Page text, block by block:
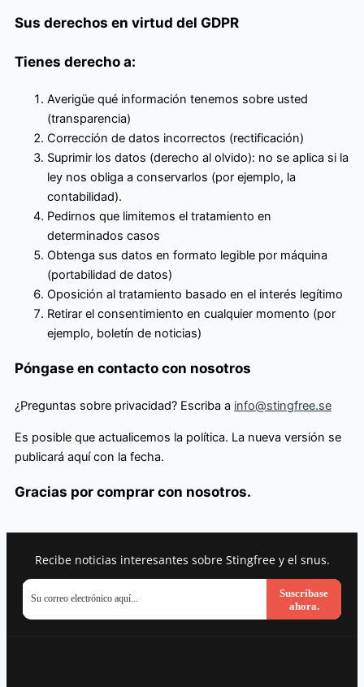
Sus derechos en virtud del GDPR
Tienes derecho a:
Averigüe qué información tenemos sobre usted
(transparencia)
Corrección de datos incorrectos (rectificación)
Suprimir los datos (derecho al olvido): no se aplica si la
ley nos obliga a conservarlos (por ejemplo, la
contabilidad).
Pedirnos que limitemos el tratamiento en
determinados casos
Obtenga sus datos en formato legible por máquina
(portabilidad de datos)
Oposición al tratamiento basado en el interés legítimo
Retirar el consentimiento en cualquier momento (por
ejemplo, boletín de noticias)
Póngase en contacto con nosotros
¿Preguntas sobre privacidad? Escriba a info@stingfree.se
Es posible que actualicemos la política. La nueva versión se
publicará aquí con la fecha.
Gracias por comprar con nosotros.
Recibe noticias interesantes sobre Stingfree y el snus.
Suscríbase
ahora.